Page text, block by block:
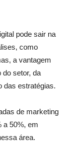
pode sair na
como
a vantagem
do setor, da
das estratégias.
de marketing
a 50%, em
área.